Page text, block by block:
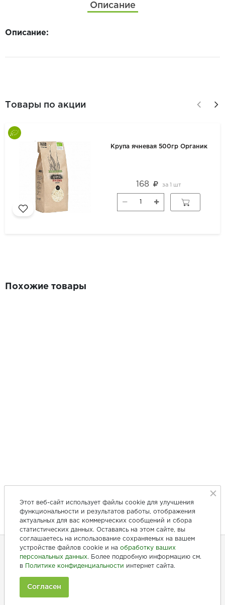
Описание
Описание:
Товары по акции
Крупа ячневая 500гр Органик
168 за 1 шт
Похожие товары
+7 (846) 275-20-10
+7 (902) 375-20-10
Этот веб-сайт использует файлы cookie для улучшения
функциональности и результатов работы, отображения
актуальных для вас коммерческих сообщений и сбора
статистических данных. Оставаясь на этом сайте, вы
соглашаетесь на использование сохраняемых на вашем
устройстве файлов cookie и на обработку ваших
персональных данных. Более подробную информацию см.
в
Политике конфиденциальности интернет сайта.
Согласен